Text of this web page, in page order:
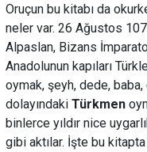
Oruçun bu kitabı da
neler var. 26 Ağustos
Alpaslan, Bizans
Anadolunun kapıları
oymak, şeyh, dede,
dolayındaki Türkmen
binlerce yıldır nice
gibi aktılar. İşte bu kitapta